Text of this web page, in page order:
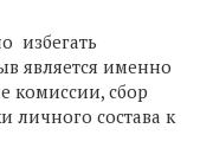
избегать
является именно
комиссии, сбор
личного состава к